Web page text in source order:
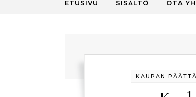
ETUSIVU SISÄLTÖ OTA
KAUPAN